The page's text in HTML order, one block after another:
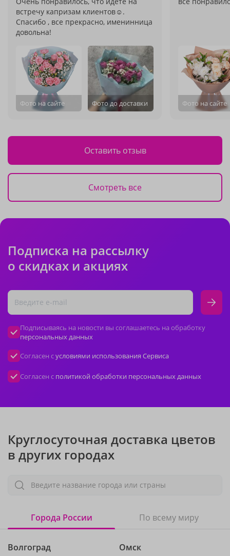
встречу капризам клиентов☺️.
Спасибо , все прекрасно, именинница
довольна!
Фото на сайте Фото до доставки Фото на сайте
Оставить отзыв
Смотреть все
Подписка на рассылку
о скидках и акциях
Подписываясь на новости вы соглашаетесь на обработку
персональных данных
Согласен сусловиями использования Сервиса
Согласен с политикой обработки персональных данных
Круглосуточная доставка цветов
в других городах
Введите название города или страны
Города России По всему миру
Волгоград
Омск